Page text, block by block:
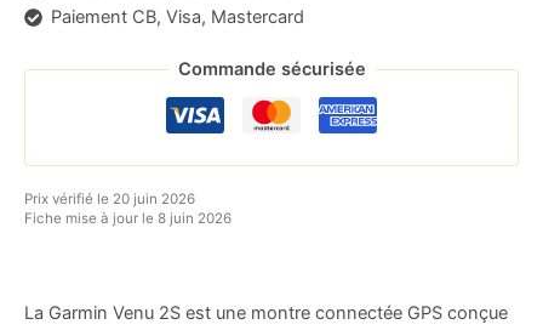
Paiement CB, Visa, Mastercard
Commande sécurisée
Prix vérifié le 20 juin 2026
Fiche mise à jour le 8 juin 2026
La Garmin Venu 2S est une montre connectée GPS conçue